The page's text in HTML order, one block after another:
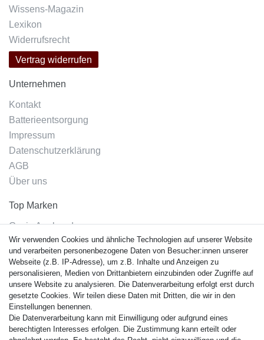
Wissens-Magazin
Lexikon
Widerrufsrecht
Vertrag widerrufen
Unternehmen
Kontakt
Batterieentsorgung
Impressum
Datenschutzerklärung
AGB
Über uns
Top Marken
Casio Armband
Festina Armband
Citizen Armband
M. Lacroix Armband
J. Lemans Armband
Uhrenarmbänder - Alle
Sicherheit
Wir verwenden Cookies und ähnliche Technologien auf unserer Website
und verarbeiten personenbezogene Daten von Besucher:innen unserer
Webseite (z.B. IP-Adresse), um z.B. Inhalte und Anzeigen zu
personalisieren, Medien von Drittanbietern einzubinden oder Zugriffe auf
unsere Website zu analysieren. Die Datenverarbeitung erfolgt erst durch
gesetzte Cookies. Wir teilen diese Daten mit Dritten, die wir in den
Einstellungen benennen.
Die Datenverarbeitung kann mit Einwilligung oder aufgrund eines
berechtigten Interesses erfolgen. Die Zustimmung kann erteilt oder